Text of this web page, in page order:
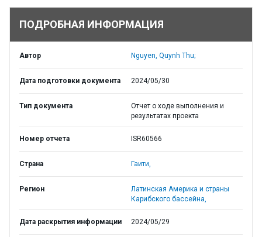
ПОДРОБНАЯ ИНФОРМАЦИЯ
Автор Nguyen, Quynh Thu;
Дата подготовки документа 2024/05/30
Тип документа
Отчет о ходе выполнения и
результатах проекта
Номер отчета ISR60566
Страна Гаити,
Регион
Латинская Америка и страны
Карибского бассейна,
Дата раскрытия информации 2024/05/29